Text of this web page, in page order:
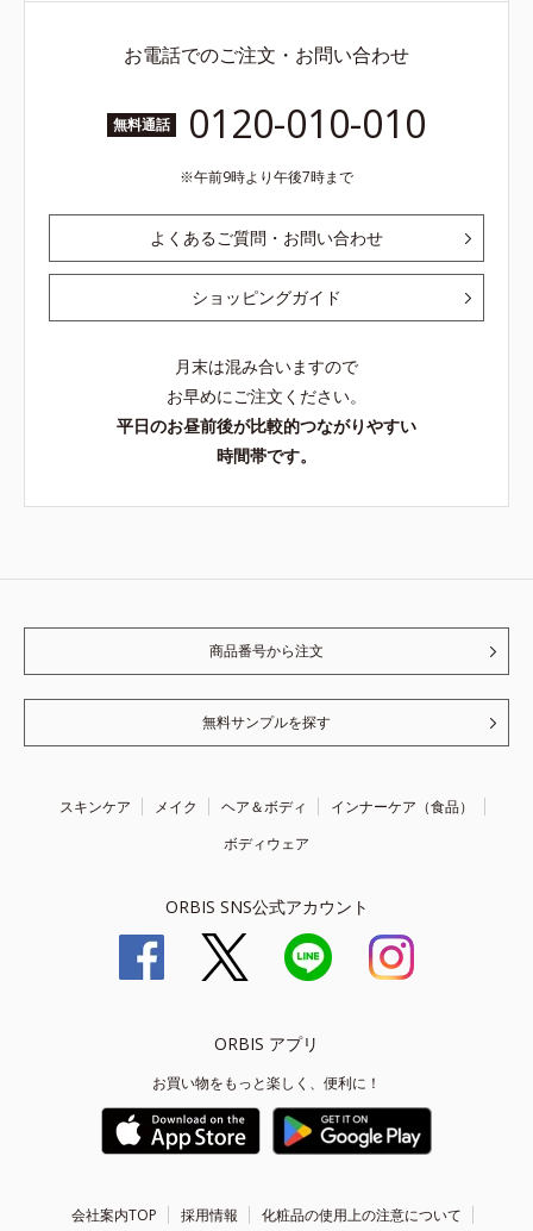
お電話でのご注文・お問い合わせ
無料通話 0120-010-010
午前9時より午後7時まで
よくあるご質問・お問い合わせ
ショッピングガイド
月末は混み合いますので
お早めにご注文ください。
平日のお昼前後が比較的つながりやすい
時間帯です。
商品番号から注文
無料サンプルを探す
スキンケア メイク ヘア＆ボディ
インナーケア（食品）
ボディウェア
ORBIS SNS公式アカウント
ORBIS アプリ
お買い物をもっと楽しく、便利に！
会社案内TOP 採用情報 化粧品の使用上の注意について